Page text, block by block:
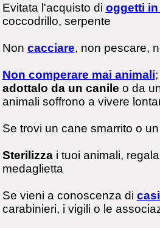
Evitata l'acquisto di oggetti
coccodrillo, serpente
Non cacciare, non pescare,
Non comperare mai animali
adottalo da un canile o da
animali soffrono a vivere
Se trovi un cane smarrito o
Sterilizzai tuoi animali,
medaglietta
Se vieni a conoscenza di
carabinieri, i vigili o le